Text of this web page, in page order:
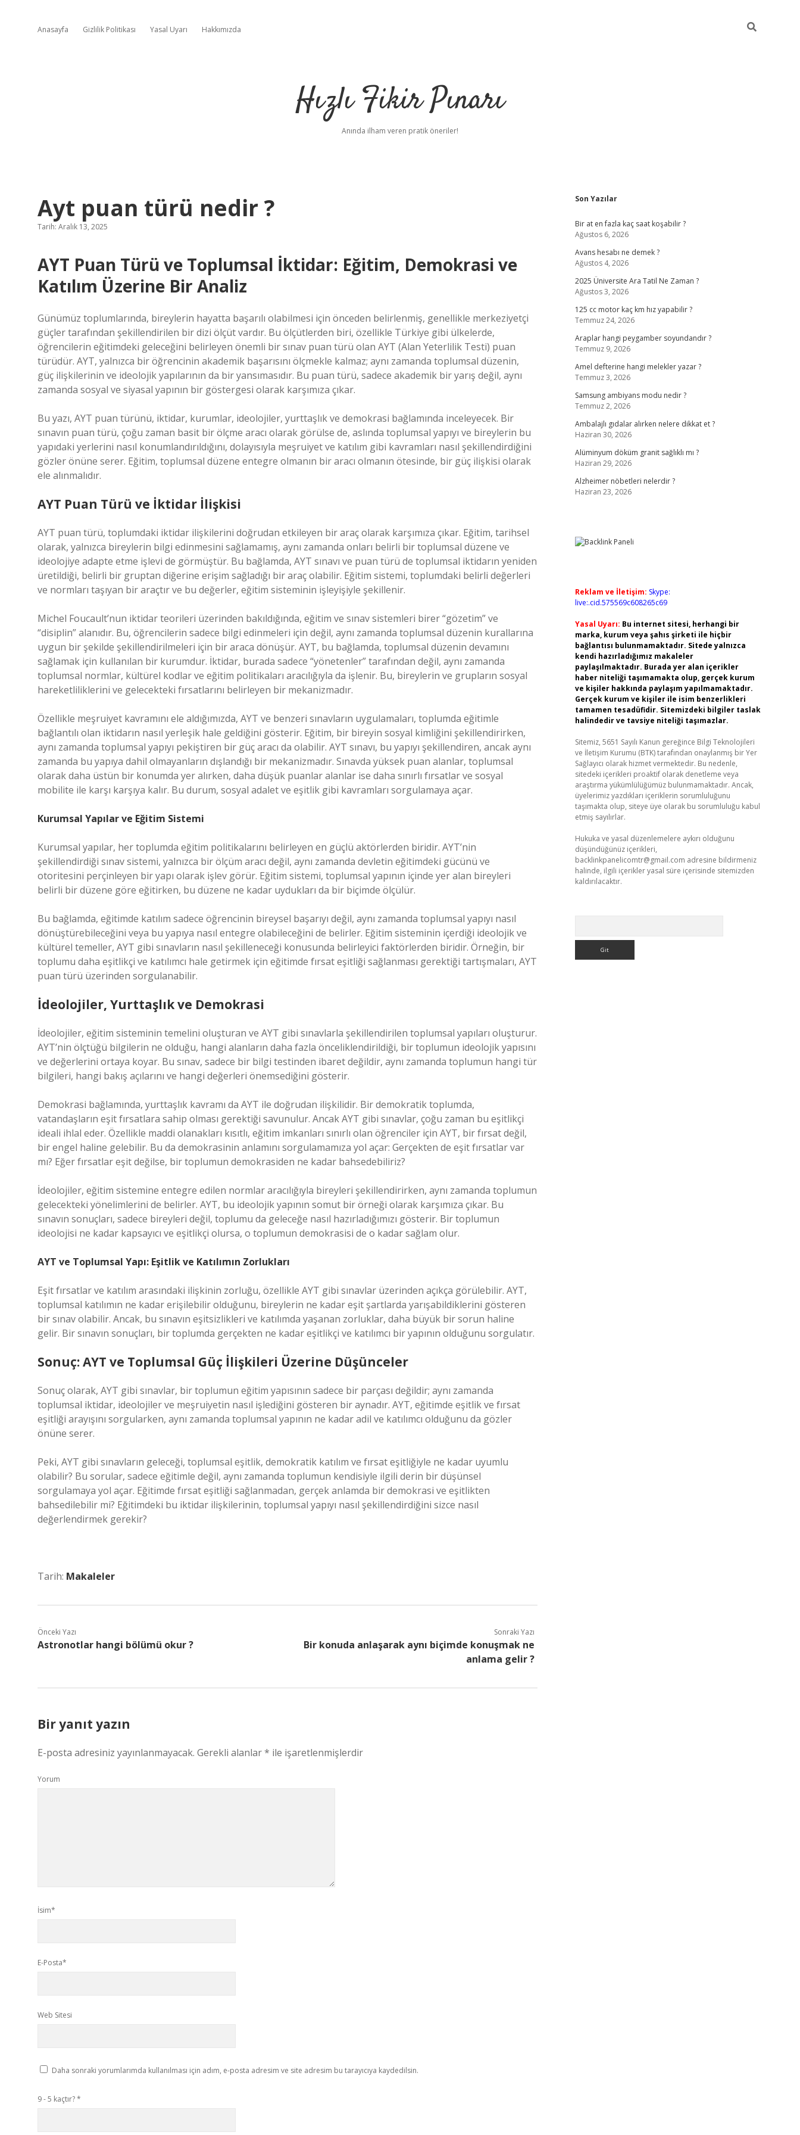
Anasayfa Gizlilik Politikası Yasal Uyarı Hakkımızda
Hızlı Fikir Pınarı
Anında ilham veren pratik öneriler!
Ayt puan türü nedir ?
Tarih: Aralık 13, 2025
AYT Puan Türü ve Toplumsal İktidar: Eğitim, Demokrasi ve
Katılım Üzerine Bir Analiz
Günümüz toplumlarında, bireylerin hayatta başarılı olabilmesi için önceden belirlenmiş, genellikle merkeziyetçi
güçler tarafından şekillendirilen bir dizi ölçüt vardır. Bu ölçütlerden biri, özellikle Türkiye gibi ülkelerde,
öğrencilerin eğitimdeki geleceğini belirleyen önemli bir sınav puan türü olan AYT (Alan Yeterlilik Testi) puan
türüdür. AYT, yalnızca bir öğrencinin akademik başarısını ölçmekle kalmaz; aynı zamanda toplumsal düzenin,
güç ilişkilerinin ve ideolojik yapılarının da bir yansımasıdır. Bu puan türü, sadece akademik bir yarış değil, aynı
zamanda sosyal ve siyasal yapının bir göstergesi olarak karşımıza çıkar.
Bu yazı, AYT puan türünü, iktidar, kurumlar, ideolojiler, yurttaşlık ve demokrasi bağlamında inceleyecek. Bir
sınavın puan türü, çoğu zaman basit bir ölçme aracı olarak görülse de, aslında toplumsal yapıyı ve bireylerin bu
yapıdaki yerlerini nasıl konumlandırıldığını, dolayısıyla meşruiyet ve katılım gibi kavramları nasıl şekillendirdiğini
gözler önüne serer. Eğitim, toplumsal düzene entegre olmanın bir aracı olmanın ötesinde, bir güç ilişkisi olarak
ele alınmalıdır.
AYT Puan Türü ve İktidar İlişkisi
AYT puan türü, toplumdaki iktidar ilişkilerini doğrudan etkileyen bir araç olarak karşımıza çıkar. Eğitim, tarihsel
olarak, yalnızca bireylerin bilgi edinmesini sağlamamış, aynı zamanda onları belirli bir toplumsal düzene ve
ideolojiye adapte etme işlevi de görmüştür. Bu bağlamda, AYT sınavı ve puan türü de toplumsal iktidarın yeniden
üretildiği, belirli bir gruptan diğerine erişim sağladığı bir araç olabilir. Eğitim sistemi, toplumdaki belirli değerleri
ve normları taşıyan bir araçtır ve bu değerler, eğitim sisteminin işleyişiyle şekillenir.
Michel Foucault’nun iktidar teorileri üzerinden bakıldığında, eğitim ve sınav sistemleri birer “gözetim” ve
“disiplin” alanıdır. Bu, öğrencilerin sadece bilgi edinmeleri için değil, aynı zamanda toplumsal düzenin kurallarına
uygun bir şekilde şekillendirilmeleri için bir araca dönüşür. AYT, bu bağlamda, toplumsal düzenin devamını
sağlamak için kullanılan bir kurumdur. İktidar, burada sadece “yönetenler” tarafından değil, aynı zamanda
toplumsal normlar, kültürel kodlar ve eğitim politikaları aracılığıyla da işlenir. Bu, bireylerin ve grupların sosyal
hareketliliklerini ve gelecekteki fırsatlarını belirleyen bir mekanizmadır.
Özellikle meşruiyet kavramını ele aldığımızda, AYT ve benzeri sınavların uygulamaları, toplumda eğitimle
bağlantılı olan iktidarın nasıl yerleşik hale geldiğini gösterir. Eğitim, bir bireyin sosyal kimliğini şekillendirirken,
aynı zamanda toplumsal yapıyı pekiştiren bir güç aracı da olabilir. AYT sınavı, bu yapıyı şekillendiren, ancak aynı
zamanda bu yapıya dahil olmayanların dışlandığı bir mekanizmadır. Sınavda yüksek puan alanlar, toplumsal
olarak daha üstün bir konumda yer alırken, daha düşük puanlar alanlar ise daha sınırlı fırsatlar ve sosyal
mobilite ile karşı karşıya kalır. Bu durum, sosyal adalet ve eşitlik gibi kavramları sorgulamaya açar.
Kurumsal Yapılar ve Eğitim Sistemi
Kurumsal yapılar, her toplumda eğitim politikalarını belirleyen en güçlü aktörlerden biridir. AYT’nin
şekillendirdiği sınav sistemi, yalnızca bir ölçüm aracı değil, aynı zamanda devletin eğitimdeki gücünü ve
otoritesini perçinleyen bir yapı olarak işlev görür. Eğitim sistemi, toplumsal yapının içinde yer alan bireyleri
belirli bir düzene göre eğitirken, bu düzene ne kadar uydukları da bir biçimde ölçülür.
Bu bağlamda, eğitimde katılım sadece öğrencinin bireysel başarıyı değil, aynı zamanda toplumsal yapıyı nasıl
dönüştürebileceğini veya bu yapıya nasıl entegre olabileceğini de belirler. Eğitim sisteminin içerdiği ideolojik ve
kültürel temeller, AYT gibi sınavların nasıl şekilleneceği konusunda belirleyici faktörlerden biridir. Örneğin, bir
toplumu daha eşitlikçi ve katılımcı hale getirmek için eğitimde fırsat eşitliği sağlanması gerektiği tartışmaları, AYT
puan türü üzerinden sorgulanabilir.
İdeolojiler, Yurttaşlık ve Demokrasi
İdeolojiler, eğitim sisteminin temelini oluşturan ve AYT gibi sınavlarla şekillendirilen toplumsal yapıları oluşturur.
AYT’nin ölçtüğü bilgilerin ne olduğu, hangi alanların daha fazla önceliklendirildiği, bir toplumun ideolojik yapısını
ve değerlerini ortaya koyar. Bu sınav, sadece bir bilgi testinden ibaret değildir, aynı zamanda toplumun hangi tür
bilgileri, hangi bakış açılarını ve hangi değerleri önemsediğini gösterir.
Demokrasi bağlamında, yurttaşlık kavramı da AYT ile doğrudan ilişkilidir. Bir demokratik toplumda,
vatandaşların eşit fırsatlara sahip olması gerektiği savunulur. Ancak AYT gibi sınavlar, çoğu zaman bu eşitlikçi
ideali ihlal eder. Özellikle maddi olanakları kısıtlı, eğitim imkanları sınırlı olan öğrenciler için AYT, bir fırsat değil,
bir engel haline gelebilir. Bu da demokrasinin anlamını sorgulamamıza yol açar: Gerçekten de eşit fırsatlar var
mı? Eğer fırsatlar eşit değilse, bir toplumun demokrasiden ne kadar bahsedebiliriz?
İdeolojiler, eğitim sistemine entegre edilen normlar aracılığıyla bireyleri şekillendirirken, aynı zamanda toplumun
gelecekteki yönelimlerini de belirler. AYT, bu ideolojik yapının somut bir örneği olarak karşımıza çıkar. Bu
sınavın sonuçları, sadece bireyleri değil, toplumu da geleceğe nasıl hazırladığımızı gösterir. Bir toplumun
ideolojisi ne kadar kapsayıcı ve eşitlikçi olursa, o toplumun demokrasisi de o kadar sağlam olur.
AYT ve Toplumsal Yapı: Eşitlik ve Katılımın Zorlukları
Eşit fırsatlar ve katılım arasındaki ilişkinin zorluğu, özellikle AYT gibi sınavlar üzerinden açıkça görülebilir. AYT,
toplumsal katılımın ne kadar erişilebilir olduğunu, bireylerin ne kadar eşit şartlarda yarışabildiklerini gösteren
bir sınav olabilir. Ancak, bu sınavın eşitsizlikleri ve katılımda yaşanan zorluklar, daha büyük bir sorun haline
gelir. Bir sınavın sonuçları, bir toplumda gerçekten ne kadar eşitlikçi ve katılımcı bir yapının olduğunu sorgulatır.
Sonuç: AYT ve Toplumsal Güç İlişkileri Üzerine Düşünceler
Sonuç olarak, AYT gibi sınavlar, bir toplumun eğitim yapısının sadece bir parçası değildir; aynı zamanda
toplumsal iktidar, ideolojiler ve meşruiyetin nasıl işlediğini gösteren bir aynadır. AYT, eğitimde eşitlik ve fırsat
eşitliği arayışını sorgularken, aynı zamanda toplumsal yapının ne kadar adil ve katılımcı olduğunu da gözler
önüne serer.
Peki, AYT gibi sınavların geleceği, toplumsal eşitlik, demokratik katılım ve fırsat eşitliğiyle ne kadar uyumlu
olabilir? Bu sorular, sadece eğitimle değil, aynı zamanda toplumun kendisiyle ilgili derin bir düşünsel
sorgulamaya yol açar. Eğitimde fırsat eşitliği sağlanmadan, gerçek anlamda bir demokrasi ve eşitlikten
bahsedilebilir mi? Eğitimdeki bu iktidar ilişkilerinin, toplumsal yapıyı nasıl şekillendirdiğini sizce nasıl
değerlendirmek gerekir?
Tarih: Makaleler
Önceki Yazı
Astronotlar hangi bölümü okur ?
Sonraki Yazı
Bir konuda anlaşarak aynı biçimde konuşmak ne
anlama gelir ?
Bir yanıt yazın
E-posta adresiniz yayınlanmayacak. Gerekli alanlar* ile işaretlenmişlerdir
Yorum
İsim*
E-Posta*
Web Sitesi
Daha sonraki yorumlarımda kullanılması için adım, e-posta adresim ve site adresim bu tarayıcıya kaydedilsin.
9 - 5 kaçtır?*
Sidebar
Son Yazılar
Bir at en fazla kaç saat koşabilir ?
Ağustos 6, 2026
Avans hesabı ne demek ?
Ağustos 4, 2026
2025 Üniversite Ara Tatil Ne Zaman ?
Ağustos 3, 2026
125 cc motor kaç km hız yapabilir ?
Temmuz 24, 2026
Araplar hangi peygamber soyundandır ?
Temmuz 9, 2026
Amel defterine hangi melekler yazar ?
Temmuz 3, 2026
Samsung ambiyans modu nedir ?
Temmuz 2, 2026
Ambalajlı gıdalar alırken nelere dikkat et ?
Haziran 30, 2026
Alüminyum döküm granit sağlıklı mı ?
Haziran 29, 2026
Alzheimer nöbetleri nelerdir ?
Haziran 23, 2026
Reklam ve İletişim: Skype:
live:.cid.575569c608265c69
Yasal Uyarı: Bu internet sitesi, herhangi bir
marka, kurum veya şahıs şirketi ile hiçbir
bağlantısı bulunmamaktadır. Sitede yalnızca
kendi hazırladığımız makaleler
paylaşılmaktadır. Burada yer alan içerikler
haber niteliği taşımamakta olup, gerçek kurum
ve kişiler hakkında paylaşım yapılmamaktadır.
Gerçek kurum ve kişiler ile isim benzerlikleri
tamamen tesadüfidir. Sitemizdeki bilgiler taslak
halindedir ve tavsiye niteliği taşımazlar.
Sitemiz, 5651 Sayılı Kanun gereğince Bilgi Teknolojileri
ve İletişim Kurumu (BTK) tarafından onaylanmış bir Yer
Sağlayıcı olarak hizmet vermektedir. Bu nedenle,
sitedeki içerikleri proaktif olarak denetleme veya
araştırma yükümlülüğümüz bulunmamaktadır. Ancak,
üyelerimiz yazdıkları içeriklerin sorumluluğunu
taşımakta olup, siteye üye olarak bu sorumluluğu kabul
etmiş sayılırlar.
Hukuka ve yasal düzenlemelere aykırı olduğunu
düşündüğünüz içerikleri,
backlinkpanelicomtr@gmail.com adresine bildirmeniz
halinde, ilgili içerikler yasal süre içerisinde sitemizden
kaldırılacaktır.